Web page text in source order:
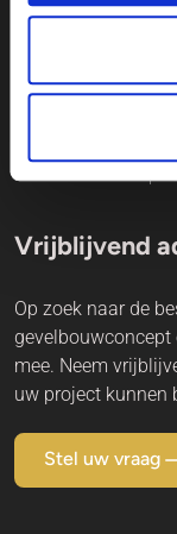
Vrijblijvend
Op zoek naar de
gevelbouwconcept
mee. Neem
uw project kunnen
Stel uw vraag